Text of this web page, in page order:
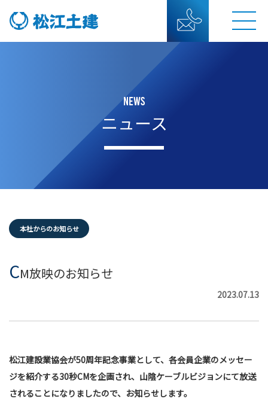
NEWS
ニュース
本社からのお知らせ
CM放映のお知らせ
2023.07.13
松江建設業協会が50周年記念事業として、各会員企業のメッセー
ジを紹介する30秒CMを企画され、山陰ケーブルビジョンにて放送
されることになりましたので、お知らせします。